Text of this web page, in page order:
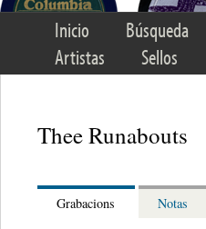
Inicio Búsqueda
Artistas
Sellos
Thee Runabouts
Grabacions Notas